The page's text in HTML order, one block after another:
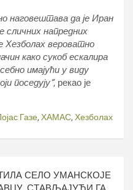
наговештава да је Иран
сличних напредних
Хезболах вероватно
како сукоб ескалира
имајући у виду
поседују“, рекао је
Газе, ХАМАС, Хезболах
СЕЛО УМАНСКОЈЕ